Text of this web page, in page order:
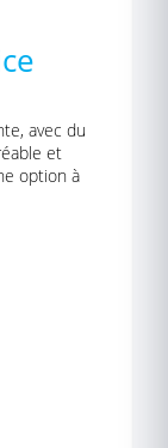
avec du
et
option à